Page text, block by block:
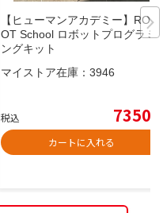
【ヒューマンアカデミー】ROB
OT School ロボットプログラミ
ングキット
マイストア在庫： 3946
税込 7350
カートに入れる